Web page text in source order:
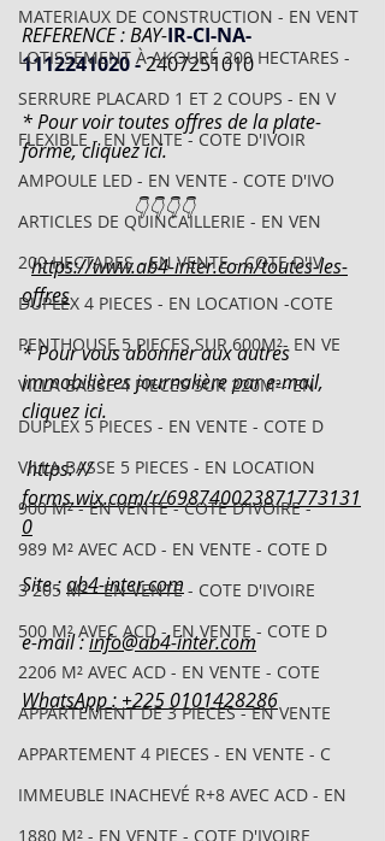
MATERIAUX DE CONSTRUCTION - EN VENT
LOTISSEMENT À AKOURÉ 200 HECTARES -
SERRURE PLACARD 1 ET 2 COUPS - EN V
FLEXIBLE - EN VENTE - COTE D'IVOIR
AMPOULE LED - EN VENTE - COTE D'IVO
ARTICLES DE QUINCAILLERIE - EN VEN
200 HECTARES - EN VENTE - COTE D'IV
DUPLEX 4 PIECES - EN LOCATION -COTE
PENTHOUSE 5 PIECES SUR 600M²- EN VE
VILLA BASSE 4 PIECES SUR 220M²- EN
DUPLEX 5 PIECES - EN VENTE - COTE D
VILLA BASSE 5 PIECES - EN LOCATION
900 M² - EN VENTE - COTE D'IVOIRE -
989 M² AVEC ACD - EN VENTE - COTE D
3 205 M² - EN VENTE - COTE D'IVOIRE
500 M² AVEC ACD - EN VENTE - COTE D
2206 M² AVEC ACD - EN VENTE - COTE
APPARTEMENT DE 3 PIECES - EN VENTE
APPARTEMENT 4 PIECES - EN VENTE - C
IMMEUBLE INACHEVÉ R+8 AVEC ACD - EN
1880 M² - EN VENTE - COTE D'IVOIRE
REFERENCE : BAY-IR-CI-NA-
1112241020- 2407251010
* Pour voir toutes offres de la plate-
forme, cliquez ici.
👇👇👇👇
https://www.ab4-inter.com/toutes-les-
offres
* Pour vous abonner aux autres
immobilières journalière par e-mail,
cliquez ici.
https: //
forms.wix.com/r/698740023871773131
0
Site : ab4-inter.com
e-mail : info@ab4-inter.com
WhatsApp : +225 0101428286